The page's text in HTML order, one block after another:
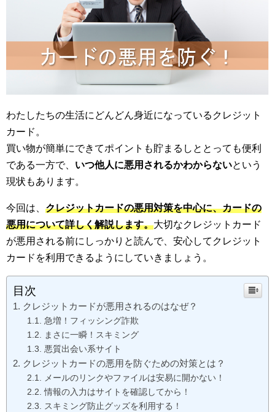
わたしたちの生活にどんどん身近になっているクレジット
カード。
買い物が簡単にできてポイントも貯まるしととっても便利
である一方で、 いつ他人に悪用されるかわからないという
現状もあります。
今回は、 クレジットカードの悪用対策を中心に、カードの
悪用について詳しく解説します。大切なクレジットカード
が悪用される前にしっかりと読んで、安心してクレジット
カードを利用できるようにしていきましょう。
目次
クレジットカードが悪用されるのはなぜ？
急増！フィッシング詐欺
まさに一瞬！スキミング
悪質出会い系サイト
クレジットカードの悪用を防ぐための対策とは？
メールのリンクやファイルは安易に開かない！
情報の入力はサイトを確認してから！
スキミング防止グッズを利用する！